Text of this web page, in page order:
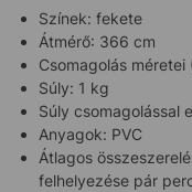
Színek: fekete
Átmérő: 366 cm
Csomagolás méretei
Súly: 1 kg
Súly csomagolással
Anyagok: PVC
Átlagos
felhelyezése pár